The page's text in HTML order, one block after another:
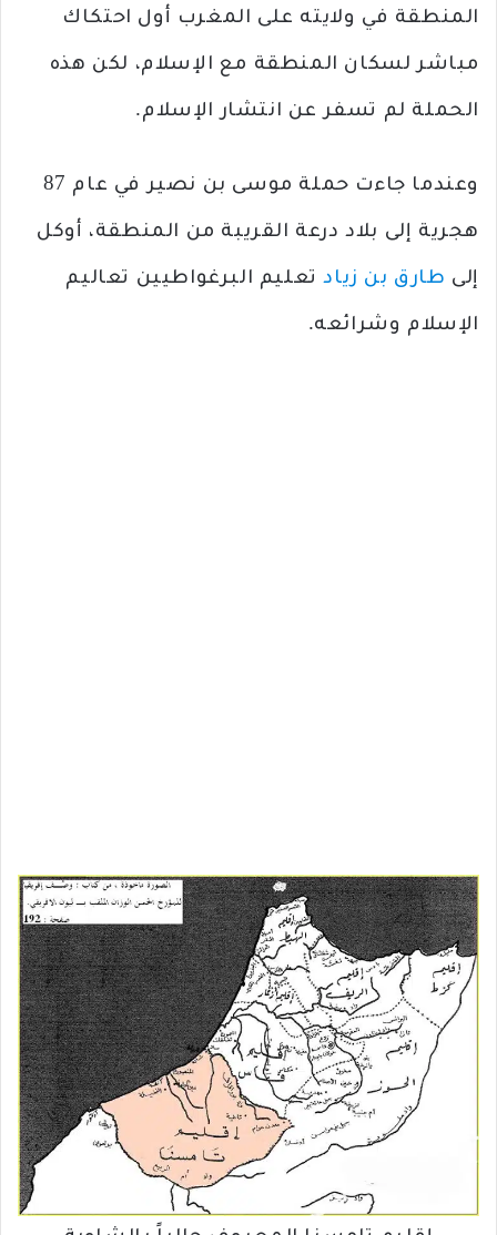
المنطقة في ولايته على المغرب أول احتكاك
مباشر لسكان المنطقة مع الإسلام، لكن هذه
الحملة لم تسفر عن انتشار الإسلام.
وعندما جاءت حملة موسى بن نصير في عام 87
هجرية إلى بلاد درعة القريبة من المنطقة، أوكل
إلى طارق بن زيادتعليم البرغواطيين تعاليم
الإسلام وشرائعه.